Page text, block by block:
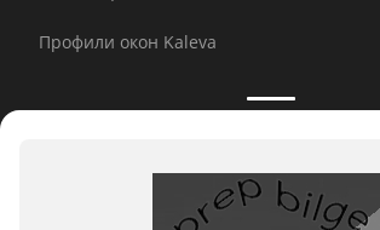
Профили окон Kaleva
Принимаем к оплате: